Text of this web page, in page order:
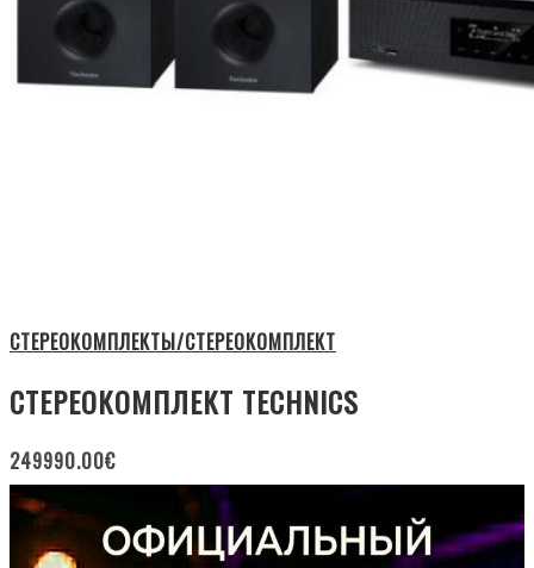
СТЕРЕОКОМПЛЕКТЫ/СТЕРЕОКОМПЛЕКТ
СТЕРЕОКОМПЛЕКТ TECHNICS
249990.00€